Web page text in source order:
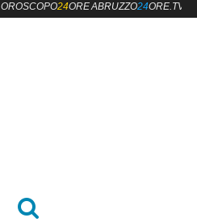
OROSCOPO24OREABRUZZO24ORE.TV